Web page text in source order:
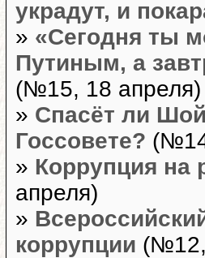
украдут, и
» «Сегодня ты
Путиным, а
(№15, 18 апреля)
» Спасёт ли
Госсовете?
» Коррупция на
апреля)
»
коррупции